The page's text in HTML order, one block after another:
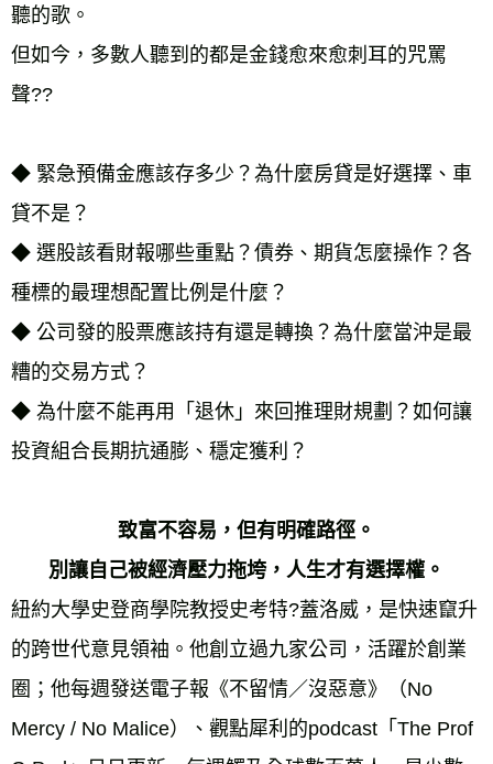
聽的歌。
但如今，多數人聽到的都是金錢愈來愈刺耳的咒罵
聲??
◆ 緊急預備金應該存多少？為什麼房貸是好選擇、車
貸不是？
◆ 選股該看財報哪些重點？債券、期貨怎麼操作？各
種標的最理想配置比例是什麼？
◆ 公司發的股票應該持有還是轉換？為什麼當沖是最
糟的交易方式？
◆ 為什麼不能再用「退休」來回推理財規劃？如何讓
投資組合長期抗通膨、穩定獲利？
致富不容易，但有明確路徑。
別讓自己被經濟壓力拖垮，人生才有選擇權。
紐約大學史登商學院教授史考特?蓋洛威，是快速竄升
的跨世代意見領袖。他創立過九家公司，活躍於創業
圈；他每週發送電子報《不留情／沒惡意》（No
Mercy / No Malice）、觀點犀利的podcast「The Prof